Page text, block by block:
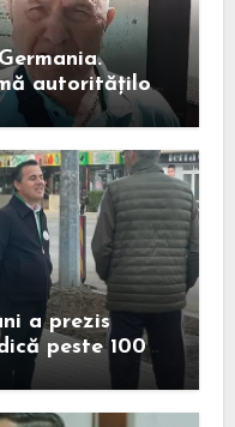
autorităților
inginer!
a prezis
peste 100
va câștiga